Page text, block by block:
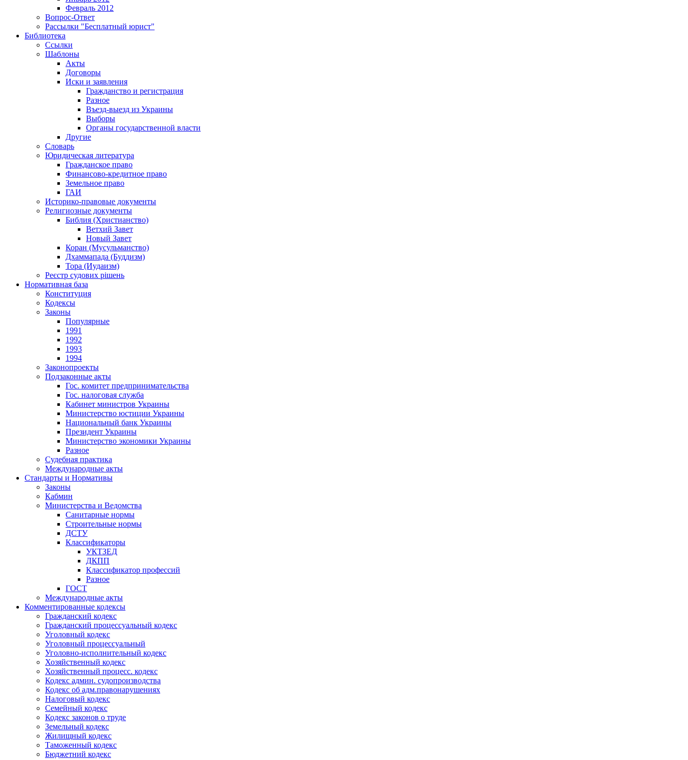
Февраль 2012
Вопрос-Ответ
Рассылки "Бесплатный юрист"
Библиотека
Ссылки
Шаблоны
Акты
Договоры
Иски и заявления
Гражданство и регистрация
Разное
Въезд-выезд из Украины
Выборы
Органы государственной власти
Другие
Словарь
Юридическая литература
Гражданское право
Финансово-кредитное право
Земельное право
ГАИ
Историко-правовые документы
Религиозные документы
Библия (Христианство)
Ветхий Завет
Новый Завет
Коран (Мусульманство)
Дхаммапада (Буддизм)
Тора (Иудаизм)
Реєстр судових рішень
Нормативная база
Конституция
Кодексы
Законы
Популярные
1991
1992
1993
1994
Законопроекты
Подзаконные акты
Гос. комитет предпринимательства
Гос. налоговая служба
Кабинет министров Украины
Министерство юстиции Украины
Национальный банк Украины
Президент Украины
Министерство экономики Украины
Разное
Судебная практика
Международные акты
Стандарты и Нормативы
Законы
Кабмин
Министерства и Ведомства
Санитарные нормы
Строительные нормы
ДСТУ
Классификаторы
УКТЗЕД
ДКПП
Классификатор профессий
Разное
ГОСТ
Международные акты
Комментированные кодексы
Гражданский кодекс
Гражданский процессуальный кодекс
Уголовный кодекс
Уголовный процессуальный
Уголовно-исполнительный кодекс
Хозяйственный кодекс
Хозяйственный процесс. кодекс
Кодекс админ. судопроизводства
Кодекс об адм.правонарушениях
Налоговый кодекс
Семейный кодекс
Кодекс законов о труде
Земельный кодекс
Жилищный кодекс
Таможенный кодекс
Бюджетний кодекс